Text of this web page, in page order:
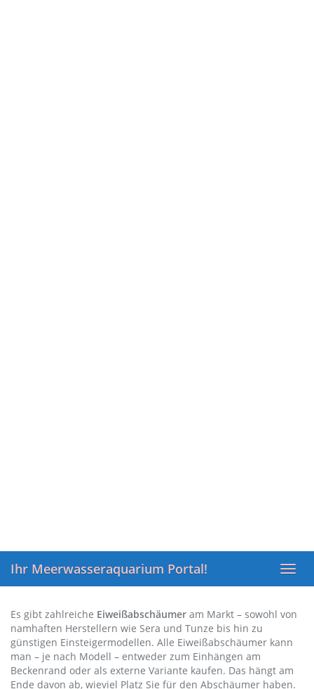
Ihr Meerwasseraquarium Portal!
Es gibt zahlreiche Eiweißabschäumer am Markt – sowohl von
namhaften Herstellern wie Sera und Tunze bis hin zu
günstigen Einsteigermodellen. Alle Eiweißabschäumer kann
man – je nach Modell – entweder zum Einhängen am
Beckenrand oder als externe Variante kaufen. Das hängt am
Ende davon ab, wieviel Platz Sie für den Abschäumer haben.